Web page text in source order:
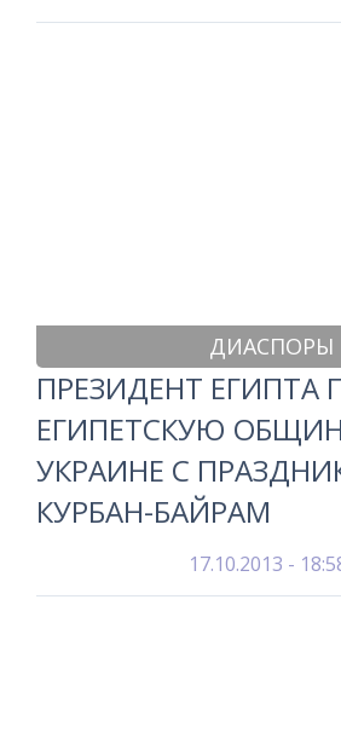
ДИАСПОРЫ
ПРЕЗИДЕНТ ЕГИПТА
ЕГИПЕТСКУЮ
УКРАИНЕ С
КУРБАН-БАЙРАМ
17.10.2013 -